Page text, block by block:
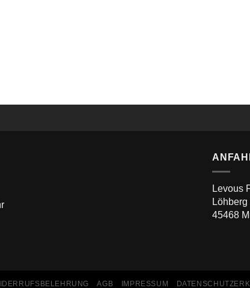
Levous
Löhberg
45468
AGB IMPRESSUM